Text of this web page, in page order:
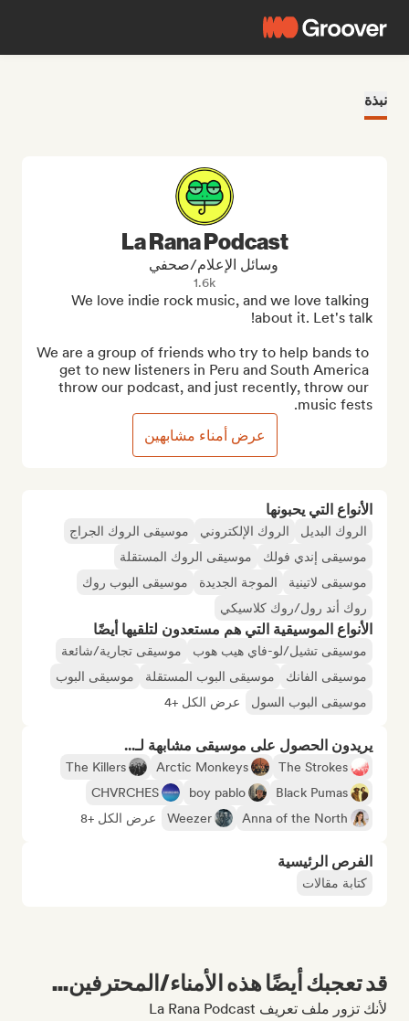
نبذة
الأنواع التي يحبونها
الروك البديل الروك الإلكتروني
موسيقى الروك الجراج
موسيقى إندي فولك
موسيقى الروك المستقلة
موسيقى لاتينية
الموجة الجديدة
موسيقى البوب روك
روك أند رول/روك كلاسيكي
الأنواع الموسيقية التي هم مستعدون لتلقيها أيضًا
موسيقى تشيل/لو-فاي هيب هوب
موسيقى تجارية/شائعة
موسيقى الفانك
موسيقى البوب المستقلة
موسيقى البوب
موسيقى البوب السول
عرض الكل +4
يريدون الحصول على موسيقى مشابهة لـ...
The Strokes
Arctic Monkeys
The Killers
Black Pumas
boy pablo
CHVRCHES
Anna of the North
Weezer عرض الكل +8
الفرص الرئيسية
كتابة مقالات
La Rana Podcast
وسائل الإعلام/صحفي
1.6k
We love indie rock music, and we love talking
We are a group of friends who try to help bands to
get to new listeners in Peru and South America
throw our podcast, and just recently, throw our
music fests.
عرض أمناء مشابهين
قد تعجبك أيضًا هذه الأمناء/المحترفين...
لأنك تزور ملف تعريف La Rana Podcast